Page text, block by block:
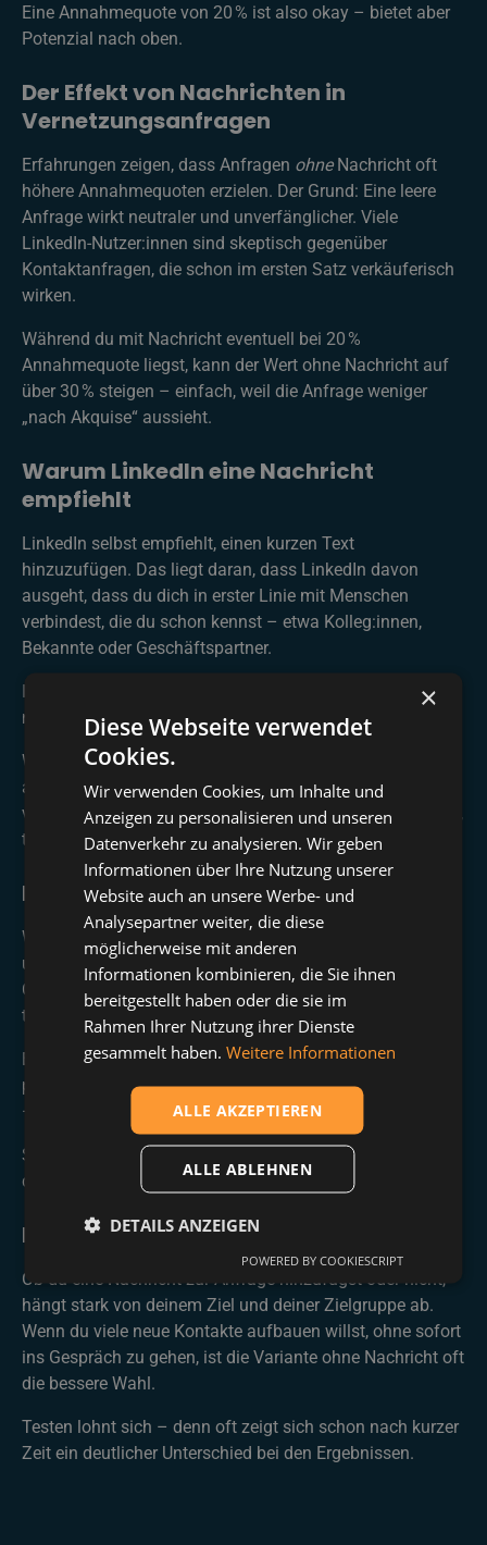
Eine Annahmequote von 20 % ist also okay – bietet aber
Potenzial nach oben.
Der Effekt von Nachrichten in
Vernetzungsanfragen
Erfahrungen zeigen, dass Anfragen ohneNachricht oft
höhere Annahmequoten erzielen. Der Grund: Eine leere
Anfrage wirkt neutraler und unverfänglicher. Viele
LinkedIn-Nutzer:innen sind skeptisch gegenüber
Kontaktanfragen, die schon im ersten Satz verkäuferisch
wirken.
Während du mit Nachricht eventuell bei 20 %
Annahmequote liegst, kann der Wert ohne Nachricht auf
über 30 % steigen – einfach, weil die Anfrage weniger
„nach Akquise“ aussieht.
Warum LinkedIn eine Nachricht
empfiehlt
LinkedIn selbst empfiehlt, einen kurzen Text
hinzuzufügen. Das liegt daran, dass LinkedIn davon
ausgeht, dass du dich in erster Linie mit Menschen
verbindest, die du schon kennst – etwa Kolleg:innen,
Bekannte oder Geschäftspartner.
In diesem Fall macht ein kurzer persönlicher Text
natürlich Sinn a la "Wir kennen uns von Messe XY".
Wenn du dich allerdings strategisch mit neuen Kontakten
aus deiner Zielgruppe vernetzt, zum Beispiel im Rahmen
von Social Selling oder Lead-Generierung, ist ein neutraler,
textfreier Ansatz oft effektiver.
Empfehlung aus der Praxis
Wenn du systematisch neue Kontakte aufbauen willst
und dein Fokus auf Reichweite, Kontaktanzahl und
Conversion liegt, lohnt es sich, mit leeren Anfragen zu
testen.
Eine Möglichkeit ist, für einige Tage beide Varianten
parallel zu probieren – z. B. 25 mit und 25 ohne Nachricht
– und dann die Annahmequote zu vergleichen.
So bekommst du eine fundierte Entscheidungsgrundlage,
die auf deiner eigenen Zielgruppe basiert.
Fazit
Ob du eine Nachricht zur Anfrage hinzufügst oder nicht,
hängt stark von deinem Ziel und deiner Zielgruppe ab.
Wenn du viele neue Kontakte aufbauen willst, ohne sofort
ins Gespräch zu gehen, ist die Variante ohne Nachricht oft
die bessere Wahl.
Testen lohnt sich – denn oft zeigt sich schon nach kurzer
Zeit ein deutlicher Unterschied bei den Ergebnissen.
×
Diese Webseite verwendet
Cookies.
Wir verwenden Cookies, um Inhalte und
Anzeigen zu personalisieren und unseren
Datenverkehr zu analysieren. Wir geben
Informationen über Ihre Nutzung unserer
Website auch an unsere Werbe- und
Analysepartner weiter, die diese
möglicherweise mit anderen
Informationen kombinieren, die Sie ihnen
bereitgestellt haben oder die sie im
Rahmen Ihrer Nutzung ihrer Dienste
gesammelt haben.Weitere Informationen
ALLE AKZEPTIEREN
ALLE ABLEHNEN
DETAILS ANZEIGEN
POWERED BY COOKIESCRIPT